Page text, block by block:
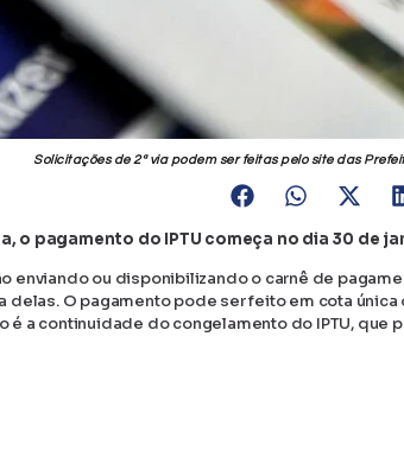
Solicitações de 2ª via podem ser feitas pelo site das
o pagamento do IPTU começa no dia 30 de
enviando ou disponibilizando o carnê de
delas. O pagamento pode ser feito em cota
é a continuidade do congelamento do IPTU, que